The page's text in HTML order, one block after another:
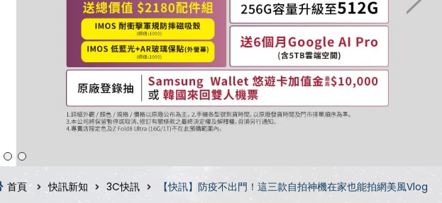
首頁 快訊新知 3C快訊 【快訊】防疫不出門！這三款自拍神機在家也能拍網美風Vlog